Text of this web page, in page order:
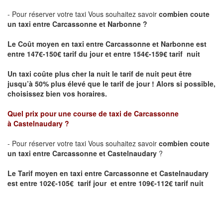
- Pour réserver votre taxi Vous souhaitez savoir combien coute
un taxi entre Carcassonne et Narbonne ?
Le Coût moyen en taxi entre Carcassonne et Narbonne est
entre 147€-150€ tarif du jour et entre 154€-159€ tarif nuit
Un taxi coûte plus cher la nuit le tarif de nuit peut être
jusqu’à 50% plus élevé que le tarif de jour ! Alors si possible,
choisissez bien vos horaires.
Quel prix pour une course de taxi de Carcassonne
à Castelnaudary ?
- Pour réserver votre taxi Vous souhaitez savoir combien coute
un taxi entre Carcassonne et Castelnaudary ?
Le Tarif moyen en taxi entre Carcassonne et Castelnaudary
est entre 102€-105€ tarif jour et entre 109€-112€ tarif nuit